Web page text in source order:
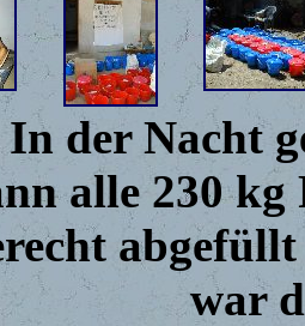
der Nacht
alle 230 kg
war